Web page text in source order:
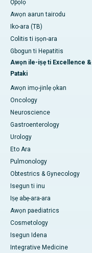
Ọpọlọ
Awọn aarun tairodu
Iko-ara (TB)
Colitis ti iṣọn-ara
Gbogun ti Hepatitis
Awọn ile-iṣẹ ti Excellence &
Pataki
Awọn imọ-jinlẹ ọkan
Oncology
Neuroscience
Gastroenterology
Urology
Eto Ara
Pulmonology
Obtestrics & Gynecology
Isegun ti inu
Iṣẹ abẹ-ara-ara
Awọn paediatrics
Cosmetology
Isegun Idena
Integrative Medicine